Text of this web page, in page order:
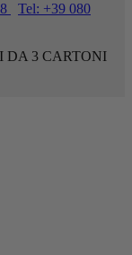
Tel: +39 080
DA 3 CARTONI